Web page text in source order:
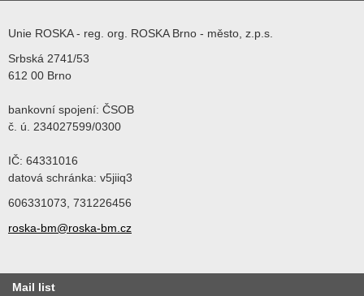
Unie ROSKA - reg. org. ROSKA Brno - město, z.p.s.
Srbská 2741/53
612 00 Brno
bankovní spojení: ČSOB
č. ú. 234027599/0300
IČ: 64331016
datová schránka: v5jiiq3
606331073, 731226456
roska-bm@roska-bm.cz
Mail list